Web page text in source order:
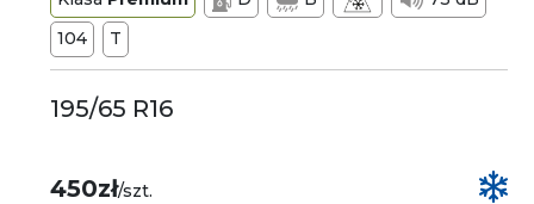
104
T
195/65 R16
450zł/szt.